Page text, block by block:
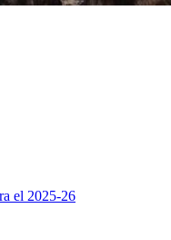
el 2025-26